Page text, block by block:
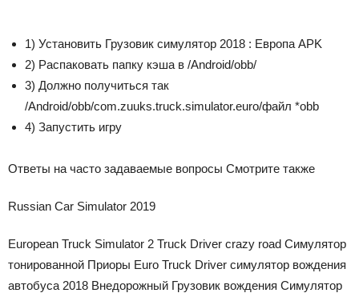
1) Установить Грузовик симулятор 2018 : Европа APK
2) Распаковать папку кэша в /Android/obb/
3) Должно получиться так
/Android/obb/com.zuuks.truck.simulator.euro/файл *obb
4) Запустить игру
Ответы на часто задаваемые вопросы Смотрите также
Russian Car Simulator 2019
European Truck Simulator 2 Truck Driver crazy road Симулятор
тонированной Приоры Euro Truck Driver симулятор вождения
автобуса 2018 Внедорожный Грузовик вождения Симулятор